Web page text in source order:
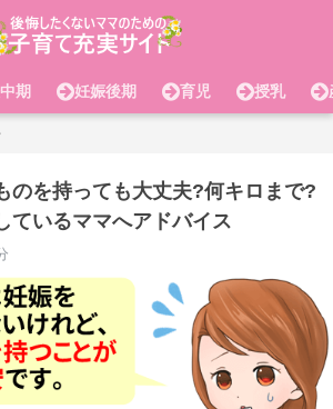
期 妊娠後期 育児 授乳
のを持っても大丈夫?何キロまで?
ているママへアドバイス